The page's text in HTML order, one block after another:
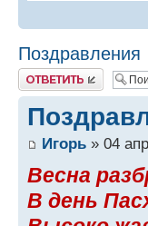
Поздравления
Ответить
Игорь » 04
Весна
В день